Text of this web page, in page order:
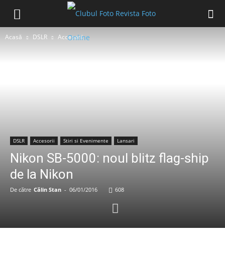
Acasă DSLR Accesorii
DSLR Accesorii Stiri si Evenimente Lansari
Nikon SB-5000: noul blitz flag-ship
de la Nikon
De către Călin Stan - 06/01/2016 608